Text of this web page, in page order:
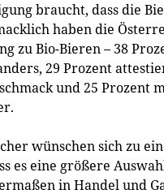
braucht, dass die
haben die
zu Bio-Bieren – 38
29 Prozent
und 25 Prozent
wünschen sich zu
es eine größere
in Handel und